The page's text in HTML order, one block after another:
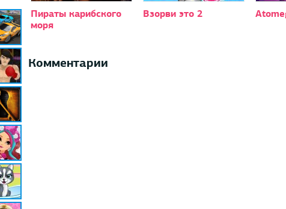
Пираты карибского
моря
Взорви это 2
Комментарии